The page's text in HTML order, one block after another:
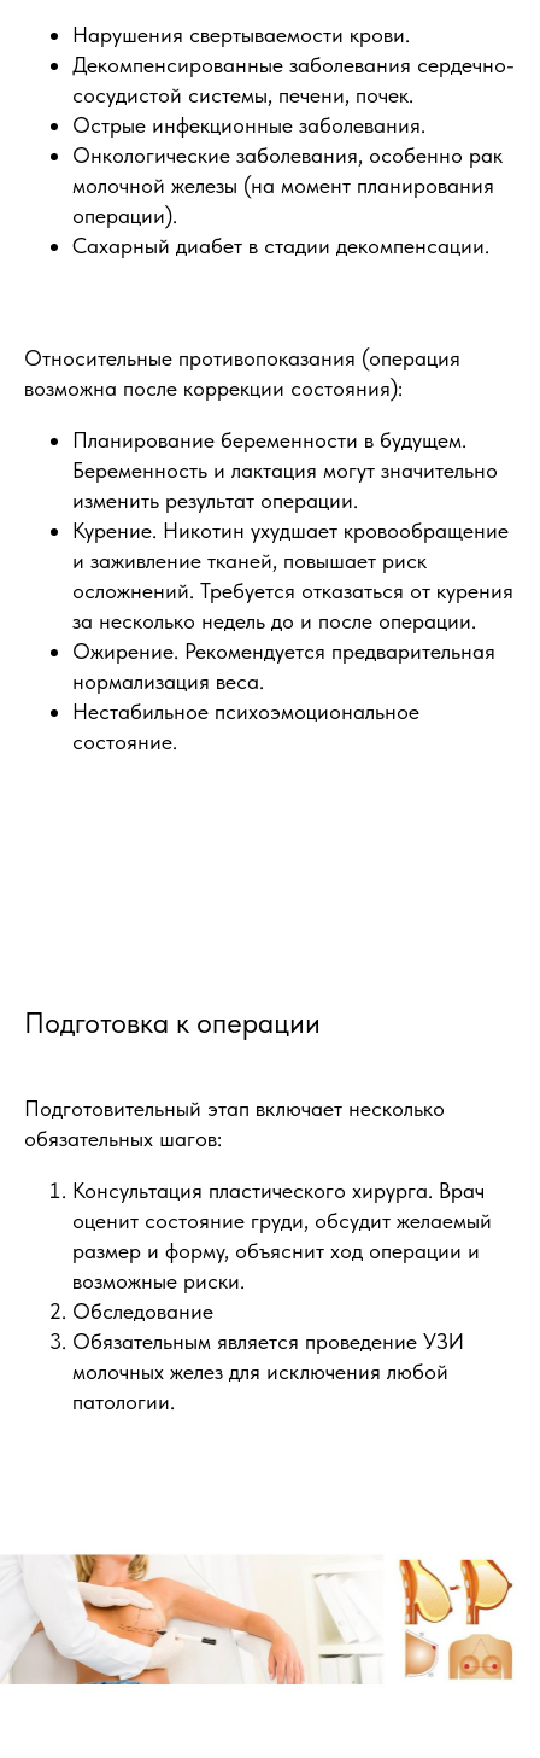
Нарушения свертываемости крови.
Декомпенсированные заболевания сердечно-
сосудистой системы, печени, почек.
Острые инфекционные заболевания.
Онкологические заболевания, особенно рак
молочной железы (на момент планирования
операции).
Сахарный диабет в стадии декомпенсации.
Относительные противопоказания (операция
возможна после коррекции состояния):
Планирование беременности в будущем.
Беременность и лактация могут значительно
изменить результат операции.
Курение. Никотин ухудшает кровообращение
и заживление тканей, повышает риск
осложнений. Требуется отказаться от курения
за несколько недель до и после операции.
Ожирение. Рекомендуется предварительная
нормализация веса.
Нестабильное психоэмоциональное
состояние.
Подготовка к операции
Подготовительный этап включает несколько
обязательных шагов:
Консультация пластического хирурга. Врач
оценит состояние груди, обсудит желаемый
размер и форму, объяснит ход операции и
возможные риски.
Обследование
Обязательным является проведение УЗИ
молочных желез для исключения любой
патологии.